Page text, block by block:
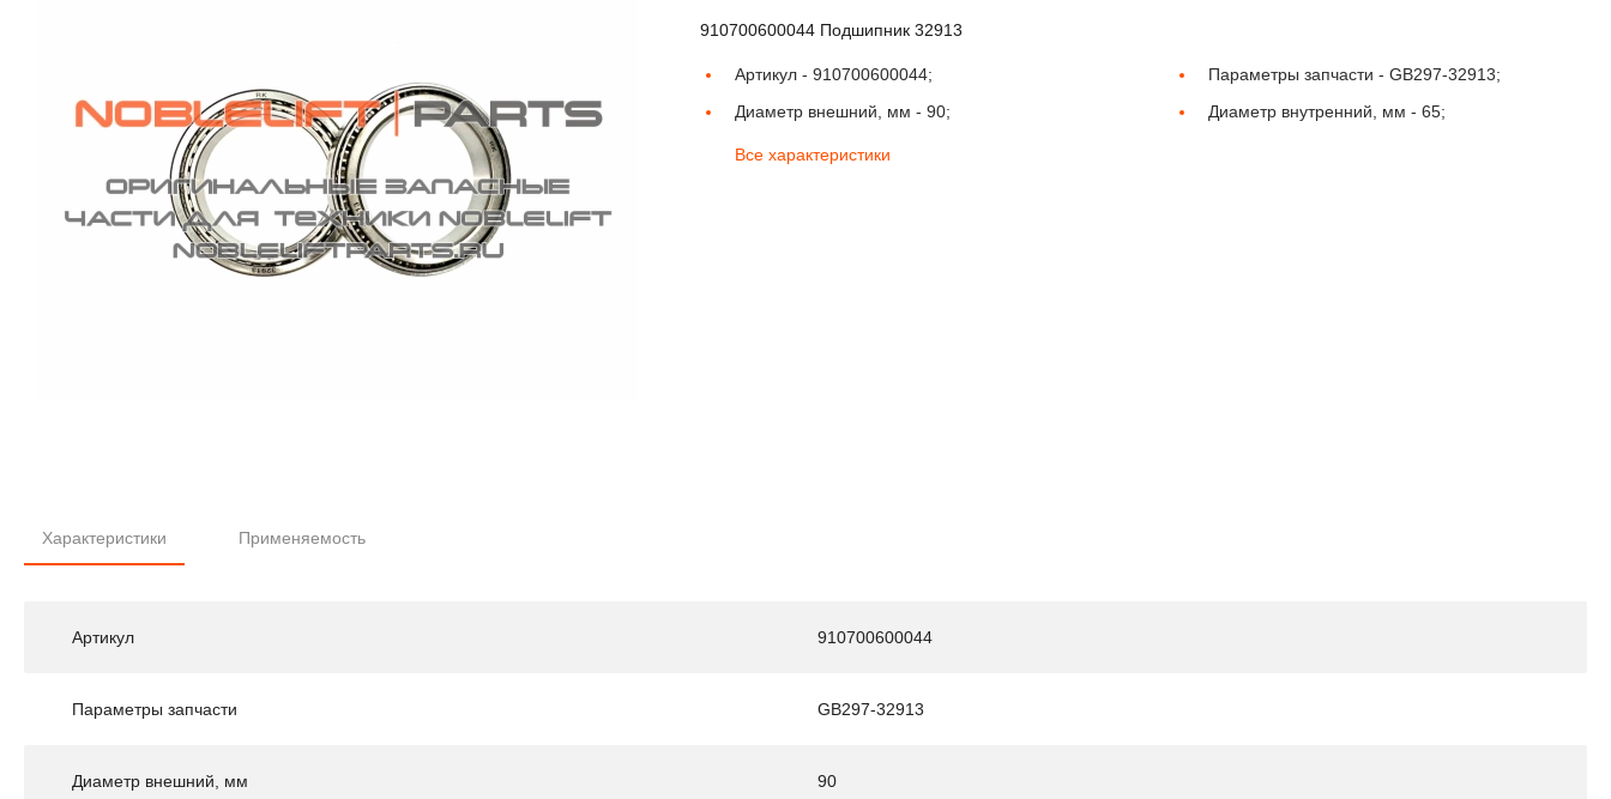
910700600044 Подшипник 32913
Артикул -910700600044; Параметры запчасти -GB297-32913;
Диаметр внешний, мм -90; Диаметр внутренний, мм -65;
Все характеристики
Характеристики Применяемость
Артикул 910700600044
Параметры запчасти GB297-32913
Диаметр внешний, мм 90